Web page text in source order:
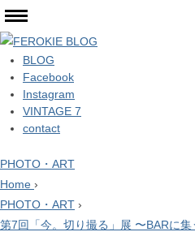
BLOG
Facebook
Instagram
VINTAGE 7
contact
PHOTO・ART
Home ›
PHOTO・ART ›
第7回「今。切り撮る」展 〜BARに